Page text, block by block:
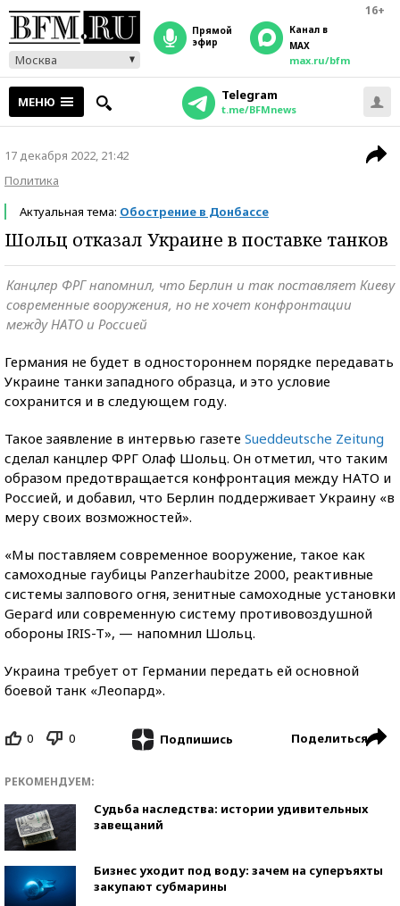
16+
Москва
прямой
эфир
Канал в
MAX
max.ru/bfm
МЕНЮ Telegram
t.me/BFMnews
17 декабря 2022, 21:42
Политика
Актуальная тема: Обострение в Донбассе
Шольц отказал Украине в поставке танков
Канцлер ФРГ напомнил, что Берлин и так поставляет Киеву
современные вооружения, но не хочет конфронтации
между НАТО и Россией
Германия не будет в одностороннем порядке передавать
Украине танки западного образца, и это условие
сохранится и в следующем году.
Такое заявление в интервью газете Sueddeutsche Zeitung
сделал канцлер ФРГ Олаф Шольц. Он отметил, что таким
образом предотвращается конфронтация между НАТО и
Россией, и добавил, что Берлин поддерживает Украину «в
меру своих возможностей».
«Мы поставляем современное вооружение, такое как
самоходные гаубицы Panzerhaubitze 2000, реактивные
системы залпового огня, зенитные самоходные установки
Gepard или современную систему противовоздушной
обороны IRIS-T», — напомнил Шольц.
Украина требует от Германии передать ей основной
боевой танк «Леопард».
0 0 Подпишись Поделиться
РЕКОМЕНДУЕМ:
Судьба наследства: истории удивительных
завещаний
Бизнес уходит под воду: зачем на суперъяхты
закупают субмарины